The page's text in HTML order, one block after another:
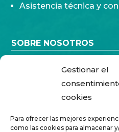
Gestionar el
cookies
Para ofrecer las mejores
como las cookies para almacenar
Asistencia técnica y
SOBRE NOSOTROS